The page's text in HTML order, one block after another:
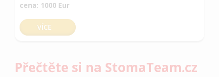
cena: 1000 Eur
VÍCE
Přečtěte si na StomaTeam.cz